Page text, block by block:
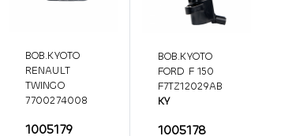
BOB.KYOTO
RENAULT
TWINGO
7700274008
7700274008
1005179
BOB.KYOTO
FORD F 150
F7TZ12029AB
KY
1005178